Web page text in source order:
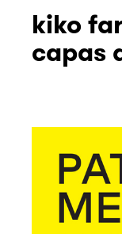
kiko
capas